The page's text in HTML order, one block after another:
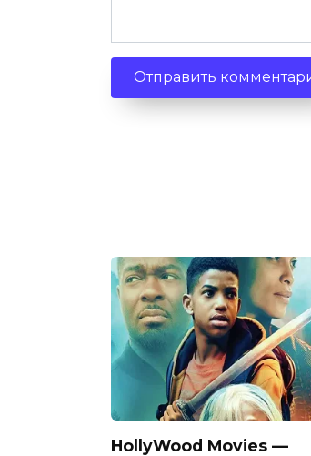
HollyWood Movies —